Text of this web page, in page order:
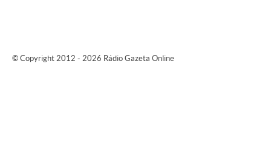
© Copyright 2012 - 2026 Rádio Gazeta Online